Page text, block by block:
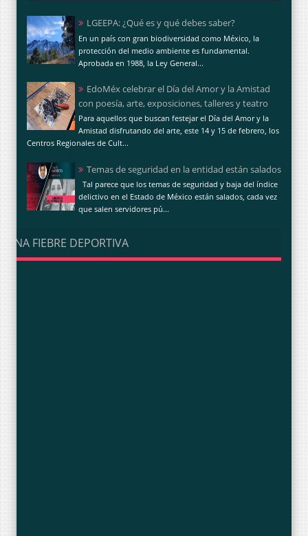
LGEEPA: ¿Qué es y qué debes saber?
En un país con gran biodiversidad como México, la
protección del medio ambiente es fundamental.
Aprobada en 1988, la Ley General...
EdoMéx celebrar el Día del Amor y la Amistad
con poesía, arte, exposiciones, talleres y teatro
Para aquellos que buscan festejar el Día del Amor y la
Amistad disfrutando del arte, este 14 y 15 de febrero, los
Centros Regionales de Cult...
Temas de seguridad en la entidad están salados
Tal parece que los temas de seguridad y baja del índice
delictivo en el Estado de México están salados, cada vez
que salen servidores pú...
UNA FIEBRE DEPORTIVA